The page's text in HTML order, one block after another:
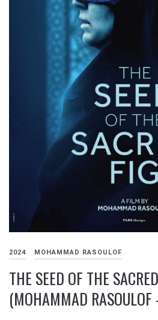
2024 MOHAMMAD RASOULOF
THE SEED OF THE
(MOHAMMAD